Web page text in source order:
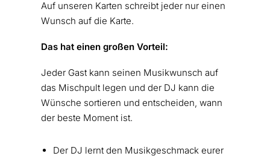
Auf unseren Karten schreibt jeder nur einen
Wunsch auf die Karte.
Das hat einen großen Vorteil:
Jeder Gast kann seinen Musikwunsch auf
das Mischpult legen und der DJ kann die
Wünsche sortieren und entscheiden, wann
der beste Moment ist.
Der DJ lernt den Musikgeschmack eurer